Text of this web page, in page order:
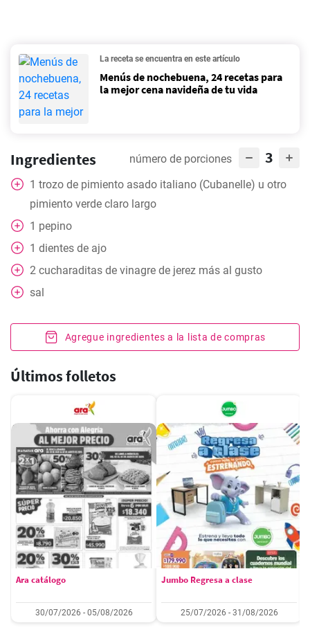
La receta se encuentra en este artículo
Menús de nochebuena, 24 recetas para
la mejor cena navideña de tu vida
Ingredientes número de porciones 3
1 trozo de pimiento asado italiano (Cubanelle) u otro
pimiento verde claro largo
1 pepino
1 dientes de ajo
2 cucharaditas de vinagre de jerez más al gusto
sal
Agregue ingredientes a la lista de compras
Últimos folletos
Ara catálogo
30/07/2026 - 05/08/2026
Jumbo Regresa a clase
25/07/2026 - 31/08/2026